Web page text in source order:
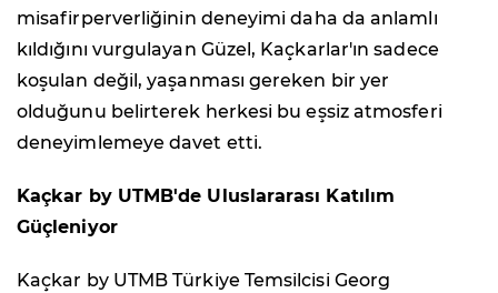
misafirperverliğinin deneyimi daha da anlamlı
kıldığını vurgulayan Güzel, Kaçkarlar'ın sadece
koşulan değil, yaşanması gereken bir yer
olduğunu belirterek herkesi bu eşsiz atmosferi
deneyimlemeye davet etti.
Kaçkar by UTMB'de Uluslararası Katılım
Güçleniyor
Kaçkar by UTMB Türkiye Temsilcisi Georg